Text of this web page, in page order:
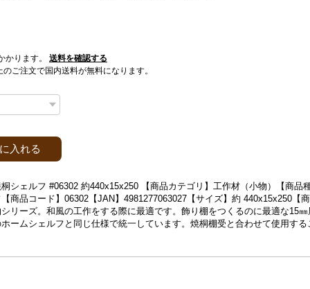
ります。
送料を確認する
ご注文で国内送料が無料になります。
入れる
シェルフ #06302 約440x15x250 【商品カテゴリ】工作材（小物）【商
商品コード】06302【JAN】4981277063027【サイズ】約 440x15x250【
リーズ。和風の工作をする際に最適です。飾り棚をつくるのに最適な15
ームシェルフと同じ仕様で統一しています。焼桐棚受と合わせて使用する